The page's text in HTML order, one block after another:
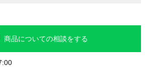
商品についての相談をする